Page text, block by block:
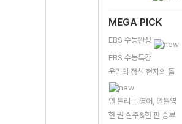
MEGA PICK
EBS 수능완성
EBS 수능특강
윤리의 정석 현자의 돌
안 틀리는 영어, 안틀영
한 권 질주&한 판 승부